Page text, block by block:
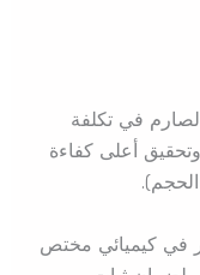
في تكلفة
أعلى كفاءة
في كيميائي مختص